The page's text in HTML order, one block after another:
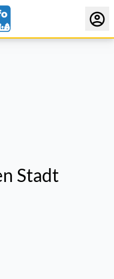
Stadt